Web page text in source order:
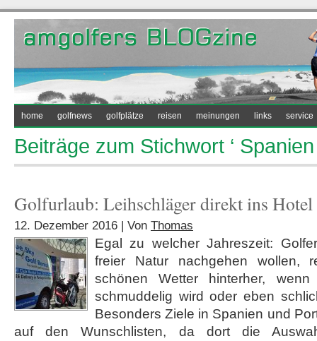
home golfnews golfplätze reisen meinungen links service
Beiträge zum Stichwort ‘ Spanien
Golfurlaub: Leihschläger direkt ins Hotel
12. Dezember 2016 | Von Thomas
Egal zu welcher Jahreszeit:
freier Natur nachgehen wollen,
schönen Wetter hinterher,
schmuddelig wird oder eben
Besonders Ziele in Spanien und
auf den Wunschlisten, da dort die